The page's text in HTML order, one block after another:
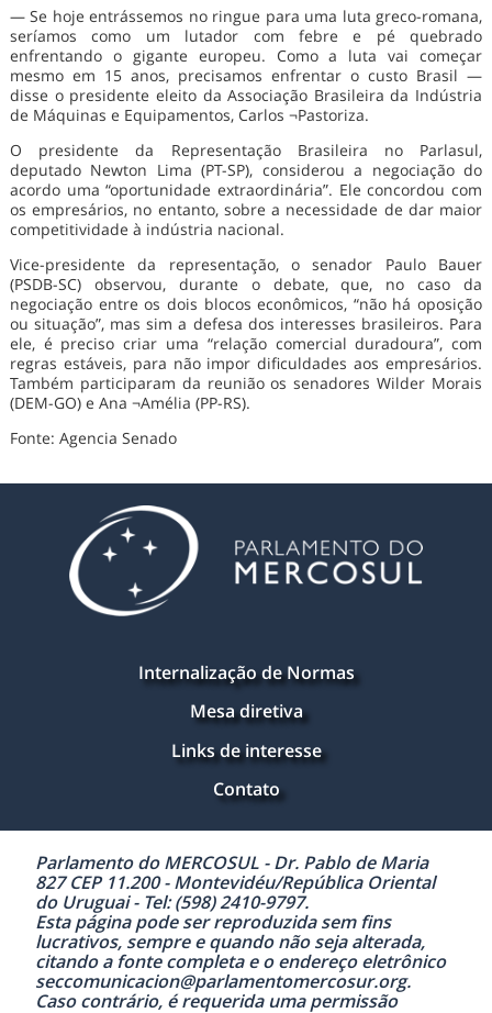
— Se hoje entrássemos no ringue para uma luta greco-romana,
seríamos como um lutador com febre e pé quebrado
enfrentando o gigante europeu. Como a luta vai começar
mesmo em 15 anos, precisamos enfrentar o custo Brasil —
disse o presidente eleito da Associação Brasileira da Indústria
de Máquinas e Equipamentos, Carlos ¬Pastoriza.
O presidente da Representação Brasileira no Parlasul,
deputado Newton Lima (PT-SP), considerou a negociação do
acordo uma “oportunidade extraordinária”. Ele concordou com
os empresários, no entanto, sobre a necessidade de dar maior
competitividade à indústria nacional.
Vice-presidente da representação, o senador Paulo Bauer
(PSDB-SC) observou, durante o debate, que, no caso da
negociação entre os dois blocos econômicos, “não há oposição
ou situação”, mas sim a defesa dos interesses brasileiros. Para
ele, é preciso criar uma “relação comercial duradoura”, com
regras estáveis, para não impor dificuldades aos empresários.
Também participaram da reunião os senadores Wilder Morais
(DEM-GO) e Ana ¬Amélia (PP-RS).
Fonte: Agencia Senado
Internalização de Normas
Mesa diretiva
Links de interesse
Contato
Parlamento do MERCOSUL - Dr. Pablo de Maria
827 CEP 11.200 - Montevidéu/República Oriental
do Uruguai - Tel: (598) 2410-9797.
Esta página pode ser reproduzida sem fins
lucrativos, sempre e quando não seja alterada,
citando a fonte completa e o endereço eletrônico
seccomunicacion@parlamentomercosur.org.
Caso contrário, é requerida uma permissão